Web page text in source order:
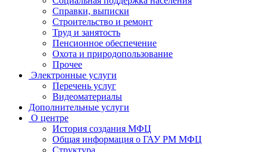
Справки, выписки
Строительство и ремонт
Труд и занятость
Пенсионное обеспечение
Охота и природопользование
Прочее
Электронные услуги
Перечень услуг
Видеоматериалы
Дополнительные услуги
О центре
История создания МФЦ
Общая информация о ГАУ РМ МФЦ